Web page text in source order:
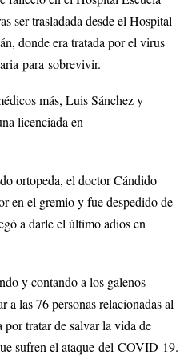
ser trasladada desde el Hospital
donde era tratada por el virus
para sobrevivir.
más, Luis Sánchez y
licenciada en
ortopeda, el doctor Cándido
en el gremio y fue despedido de
a darle el último adios en
y contando a los galenos
a las 76 personas relacionadas al
tratar de salvar la vida de
sufren el ataque del COVID-19.